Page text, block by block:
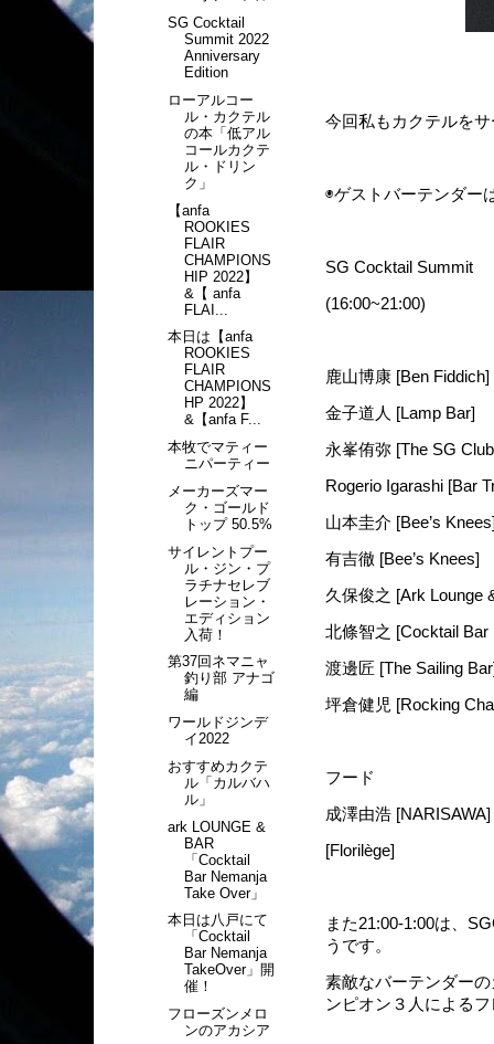
今回私もカクテルを
◉ゲストバーテンダー
SG Cocktail Summit
(16:00~21:00)
鹿山博康 [Ben Fiddich]
金子道人 [Lamp Bar]
永峯侑弥 [The SG
Rogerio Igarashi [Bar
山本圭介 [Bee’s
有吉徹 [Bee’s Knees]
久保俊之 [Ark Lounge
北條智之 [Cocktail Bar
渡邊匠 [The Sailing
坪倉健児 [Rocking
フード
成澤由浩 [NARISAWA]
[Florilège]
また21:00-1:00は、
うです。
素敵なバーテンダー
ンピオン３人による
SG Cocktail
Summit 2022
Anniversary
Edition
ローアルコー
ル・カクテル
の本「低アル
コールカクテ
ル・ドリン
ク」
【anfa
ROOKIES
FLAIR
CHAMPIONS
HIP 2022】
&【 anfa
FLAI...
本日は【anfa
ROOKIES
FLAIR
CHAMPIONS
HP 2022】
&【anfa F...
本牧でマティー
ニパーティー
メーカーズマー
ク・ゴールド
トップ 50.5%
サイレントプー
ル・ジン・プ
ラチナセレブ
レーション・
エディション
入荷！
第37回ネマニャ
釣り部 アナゴ
編
ワールドジンデ
イ2022
おすすめカクテ
ル「カルバハ
ル」
ark LOUNGE &
BAR
「Cocktail
Bar Nemanja
Take Over」
本日は八戸にて
「Cocktail
Bar Nemanja
TakeOver」開
催！
フローズンメロ
ンのアカシア